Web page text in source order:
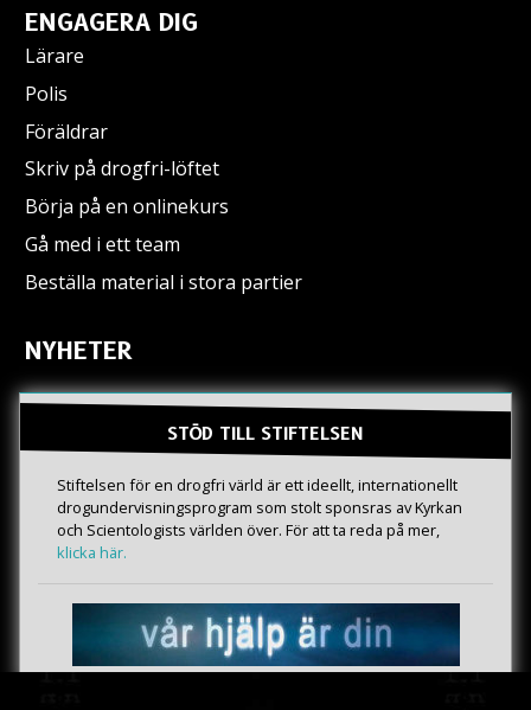
ENGAGERA DIG
Lärare
Polis
Föräldrar
Skriv på drogfri-löftet
Börja på en onlinekurs
Gå med i ett team
Beställa material i stora partier
NYHETER
STÖD TILL STIFTELSEN
Stiftelsen för en drogfri värld är ett ideellt, internationellt
drogundervisningsprogram som stolt sponsras av Kyrkan
och Scientologists världen över. För att ta reda på mer,
klicka här.